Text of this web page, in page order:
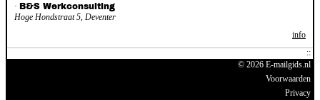
· B&S Werkconsulting
Hoge Hondstraat 5, Deventer
info
© 2026 E-mailgids.nl
Voorwaarden
Privacy